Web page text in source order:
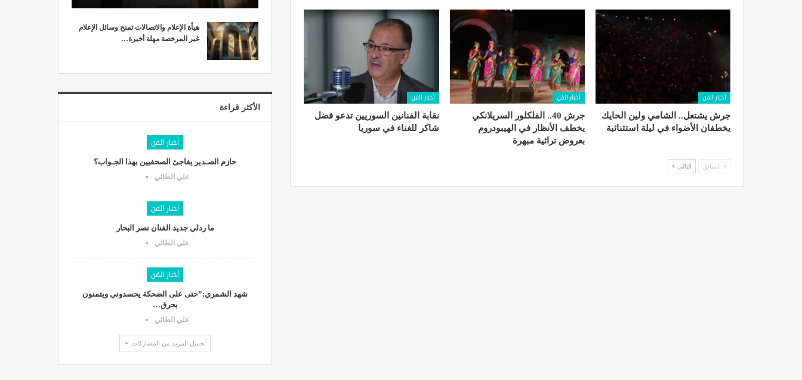
أخبار الفن
جرش يشتعل.. الشامي ولين الحايك
يخطفان الأضواء في ليلة استثنائية
أخبار الفن
جرش 40.. الفلكلور السريلانكي
يخطف الأنظار في الهيبودروم
بعروض تراثية مبهرة
أخبار الفن
نقابة الفنانين السوريين تدعو فضل
شاكر للغناء في سوريا
السابق التالي
هيأة الإعلام والاتصالات تمنح وسائل الإعلام
غير المرخصة مهلة أخيرة…
الأكثر قراءة
أخبار الفن
حازم الصـدير يفاجئ الصحفيين بهذا الجـواب؟
علي الطائي
أخبار الفن
ما ردلي جديد الفنان نصر البحار
علي الطائي
أخبار الفن
شهد الشمري:”حتى على الضحكة يحسدوني ويتمنون
بحرق…
علي الطائي
تحميل المزيد من المشاركات